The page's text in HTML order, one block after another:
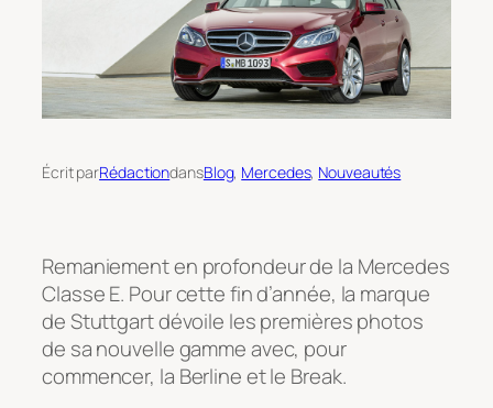
Écrit parRédactiondansBlog, Mercedes, Nouveautés
Remaniement en profondeur de la Mercedes
Classe E. Pour cette fin d’année, la marque
de Stuttgart dévoile les premières photos
de sa nouvelle gamme avec, pour
commencer, la Berline et le Break.